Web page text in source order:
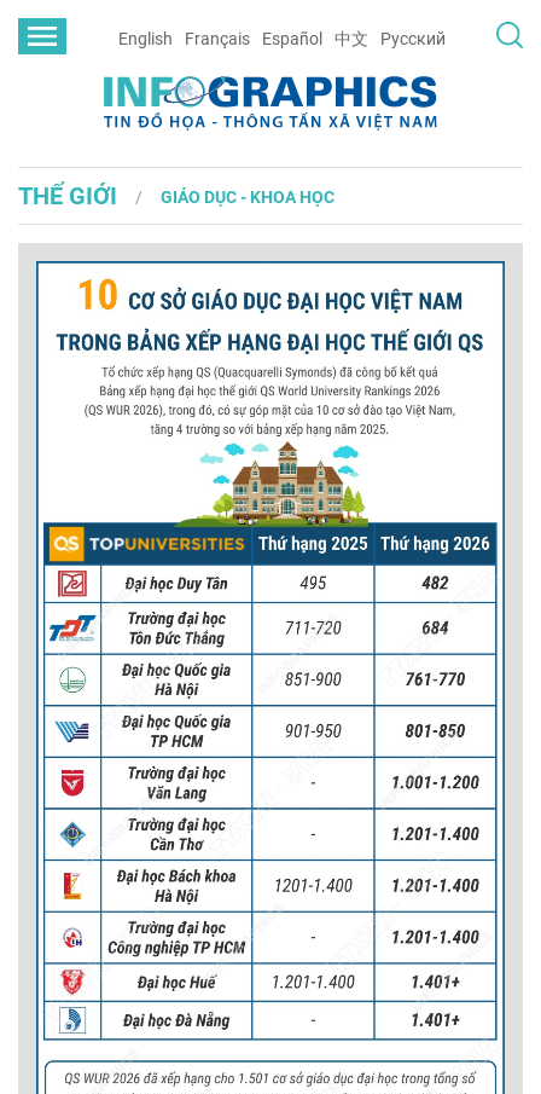
English Français Español 中文 Русский
THẾ GIỚI GIÁO DỤC - KHOA HỌC